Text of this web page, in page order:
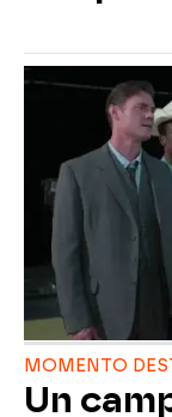
MOMENTO
Un